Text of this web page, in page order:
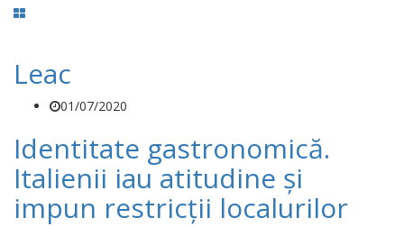
Leac
01/07/2020
Identitate gastronomică.
Italienii iau atitudine și
impun restricții localurilor